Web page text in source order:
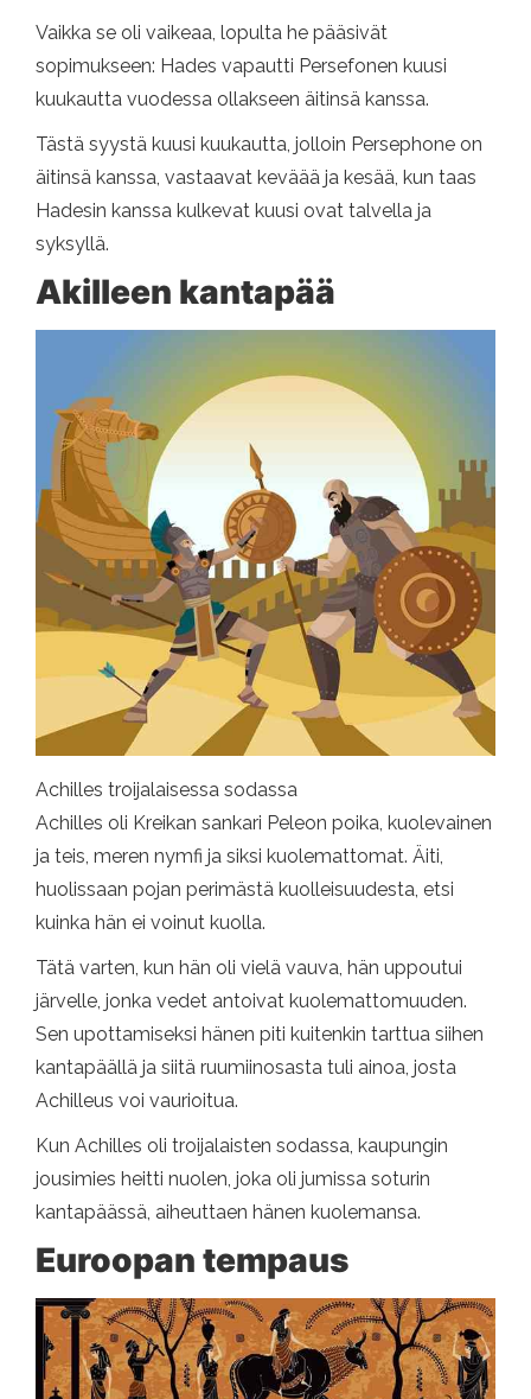
Vaikka se oli vaikeaa, lopulta he pääsivät
sopimukseen: Hades vapautti Persefonen kuusi
kuukautta vuodessa ollakseen äitinsä kanssa.
Tästä syystä kuusi kuukautta, jolloin Persephone on
äitinsä kanssa, vastaavat keväää ja kesää, kun taas
Hadesin kanssa kulkevat kuusi ovat talvella ja
syksyllä.
Akilleen kantapää
Achilles troijalaisessa sodassa
Achilles oli Kreikan sankari Peleon poika, kuolevainen
ja teis, meren nymfi ja siksi kuolemattomat. Äiti,
huolissaan pojan perimästä kuolleisuudesta, etsi
kuinka hän ei voinut kuolla.
Tätä varten, kun hän oli vielä vauva, hän uppoutui
järvelle, jonka vedet antoivat kuolemattomuuden.
Sen upottamiseksi hänen piti kuitenkin tarttua siihen
kantapäällä ja siitä ruumiinosasta tuli ainoa, josta
Achilleus voi vaurioitua.
Kun Achilles oli troijalaisten sodassa, kaupungin
jousimies heitti nuolen, joka oli jumissa soturin
kantapäässä, aiheuttaen hänen kuolemansa.
Euroopan tempaus